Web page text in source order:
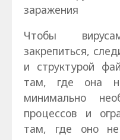
заражения
Чтобы
закрепиться,
и структурой
там, где она
минимально
процессов и
там, где оно не